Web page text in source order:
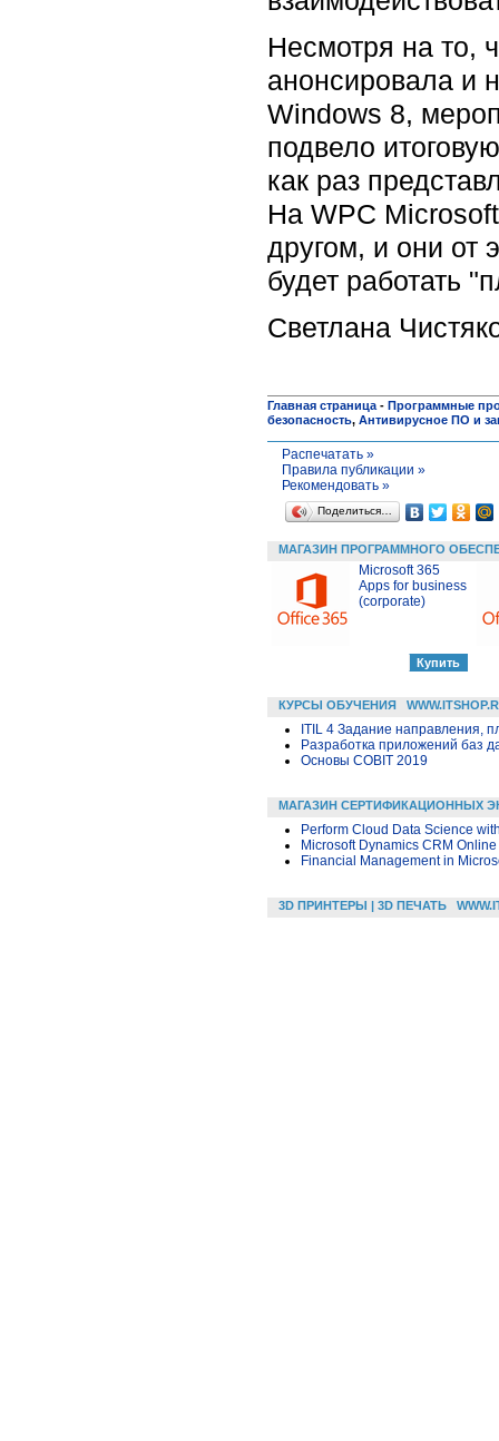
Несмотря на то,
анонсировала и
Windows 8,
подвело
как раз
На WPC Microsoft
другом, и они от
будет работать
Светлана
Главная страница - Программные
безопасность, Антивирусное ПО и
Распечатать »
Правила публикации »
Рекомендовать »
Поделиться…
МАГАЗИН ПРОГРАММНОГО
Microsoft 365
Apps for business
(corporate)
КУРСЫ ОБУЧЕНИЯ
ITIL 4 Задание направления,
Разработка приложений баз
Основы COBIT 2019
МАГАЗИН СЕРТИФИКАЦИОННЫХ
Perform Cloud Data Science
Microsoft Dynamics CRM
Financial Management in
3D ПРИНТЕРЫ | 3D ПЕЧАТЬ